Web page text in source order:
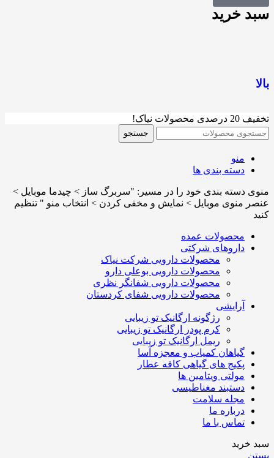
سبد خرید
بالا
تخفیف 20 درصدی محصولات نیاک!
جستجو
منو
دسته بندی ها
منوی دسته بندی خود را در مسیر: "سربرگ ساز > چیدما موبایل >
عنصر منوی موبایل > نمایش و مخفی کردن > انتخاب منو " تنظیم
کنید
محصولات عمده
داروهای شرکتی
محصولات دارویی شرکت نیاک
محصولات دارویی بوعلی دارو
محصولات دارویی شفانگر نظری
محصولات دارویی شفای کردستان
آرایشی
رژگونه ارگانیک تو زیبایی
کرم پودر ارگانیک تو زیبایی
ریمل ارگانیک تو زیبایی
گیاهان کمیاب و معجزه آسا
پکیج های گیاهی کافه عطار
مولتی ویتامین ها
دستبند مغناطیسی
مجله سلامت
درباره ما
تماس با ما
سبد خرید
بستن